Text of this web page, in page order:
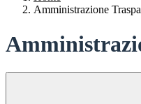
Amministrazione